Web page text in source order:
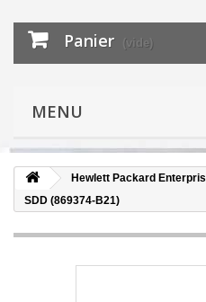
Panier (vide)
MENU
Hewlett Packard
SDD (869374-B21)